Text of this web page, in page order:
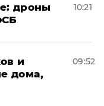
дроны
10:21
и
дома,
09:52